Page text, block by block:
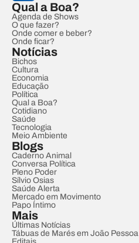
Qual a Boa?
Agenda de Shows
O que fazer?
Onde comer e beber?
Onde ficar?
Notícias
Bichos
Cultura
Economia
Educação
Política
Qual a Boa?
Cotidiano
Saúde
Tecnologia
Meio Ambiente
Blogs
Caderno Animal
Conversa Política
Pleno Poder
Sílvio Osias
Saúde Alerta
Mercado em Movimento
Papo Íntimo
Mais
Últimas Notícias
Tábuas de Marés em João Pessoa